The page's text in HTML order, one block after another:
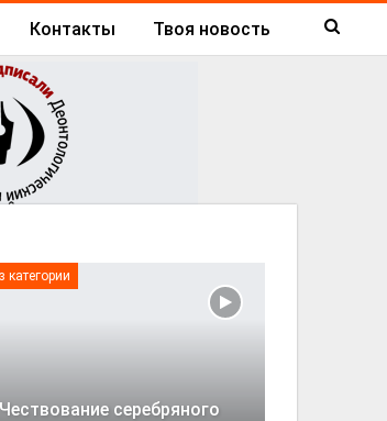
Контакты Твоя новость
категории
Чествование серебряного